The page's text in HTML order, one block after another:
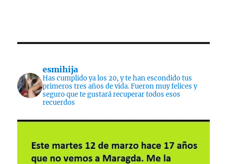
esmihija
Has cumplido ya los 20, y te han escondido tus
primeros tres años de vida. Fueron muy felices y
seguro que te gustará recuperar todos esos
recuerdos